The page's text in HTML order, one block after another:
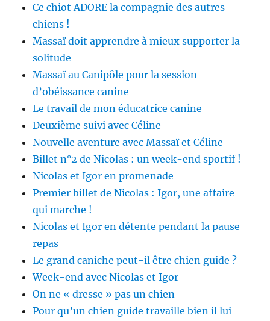
Ce chiot ADORE la compagnie des autres
chiens !
Massaï doit apprendre à mieux supporter la
solitude
Massaï au Canipôle pour la session
d’obéissance canine
Le travail de mon éducatrice canine
Deuxième suivi avec Céline
Nouvelle aventure avec Massaï et Céline
Billet n°2 de Nicolas : un week-end sportif !
Nicolas et Igor en promenade
Premier billet de Nicolas : Igor, une affaire
qui marche !
Nicolas et Igor en détente pendant la pause
repas
Le grand caniche peut-il être chien guide ?
Week-end avec Nicolas et Igor
On ne « dresse » pas un chien
Pour qu’un chien guide travaille bien il lui